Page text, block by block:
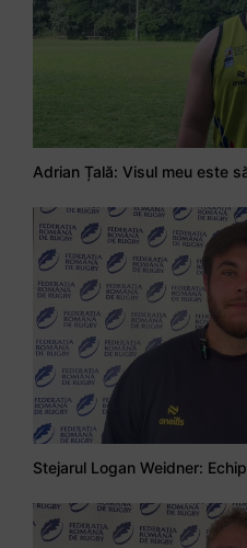
Adrian Țală: Visul meu este